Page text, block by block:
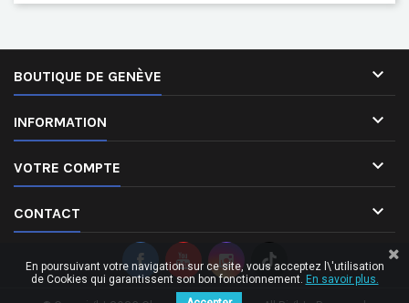
BOUTIQUE DE GENÈVE 
INFORMATION 
VOTRE COMPTE 
CONTACT 
En poursuivant votre navigation sur ce site, vous acceptez l\'utilisation
de Cookies qui garantissent son bon fonctionnement. En savoir plus.